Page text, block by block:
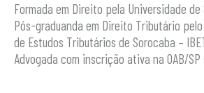
Formada em Direito pela Universidade de
Pós-graduanda em Direito Tributário
de Estudos Tributários de Sorocaba –
Advogada com inscrição ativa na OAB/SP